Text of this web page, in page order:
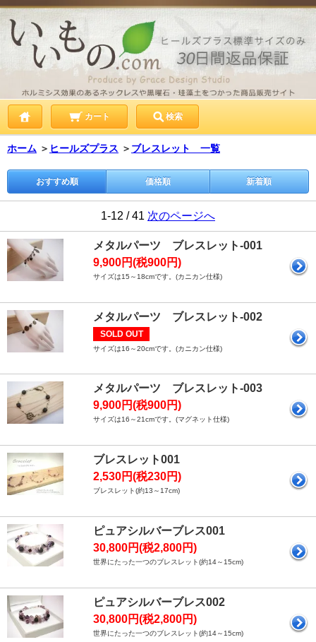
カート 検索
ホーム ＞ ヒールズプラス ＞ ブレスレット 一覧
おすすめ順 価格順 新着順
1-12 / 41 次のページへ
メタルパーツ ブレスレット-001
9,900円(税900円)
サイズは15～18cmです。(カニカン仕様)
メタルパーツ ブレスレット-002
SOLD OUT
サイズは16～20cmです。(カニカン仕様)
メタルパーツ ブレスレット-003
9,900円(税900円)
サイズは16～21cmです。(マグネット仕様)
ブレスレット001
2,530円(税230円)
ブレスレット(約13～17cm)
ピュアシルバーブレス001
30,800円(税2,800円)
世界にたった一つのブレスレット(約14～15cm)
ピュアシルバーブレス002
30,800円(税2,800円)
世界にたった一つのブレスレット(約14～15cm)